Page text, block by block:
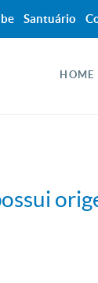
HOME
Santuário